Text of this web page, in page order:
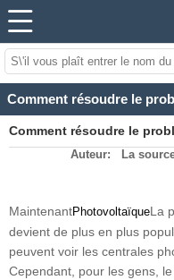
Comment résoudre le
Auteur: La
MaintenantPhotovoltaïqueLa
devient de plus en plus
peuvent voir les centrales
Cependant, pour les gens,